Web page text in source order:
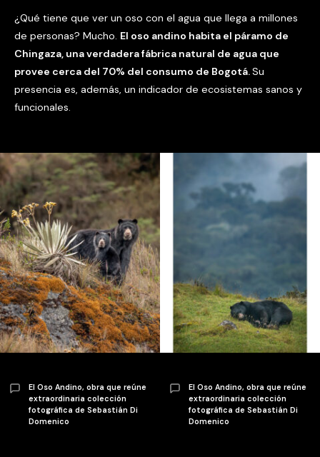
¿Qué tiene que ver un oso con el agua que llega a millones
de personas? Mucho. El oso andino habita el páramo de
Chingaza, una verdadera fábrica natural de agua que
provee cerca del 70% del consumo de Bogotá.Su
presencia es, además, un indicador de ecosistemas sanos y
funcionales.
El Oso Andino, obra que reúne
extraordinaria colección
fotográfica de Sebastián Di
Domenico
El Oso Andino, obra que reúne
extraordinaria colección
fotográfica de Sebastián Di
Domenico